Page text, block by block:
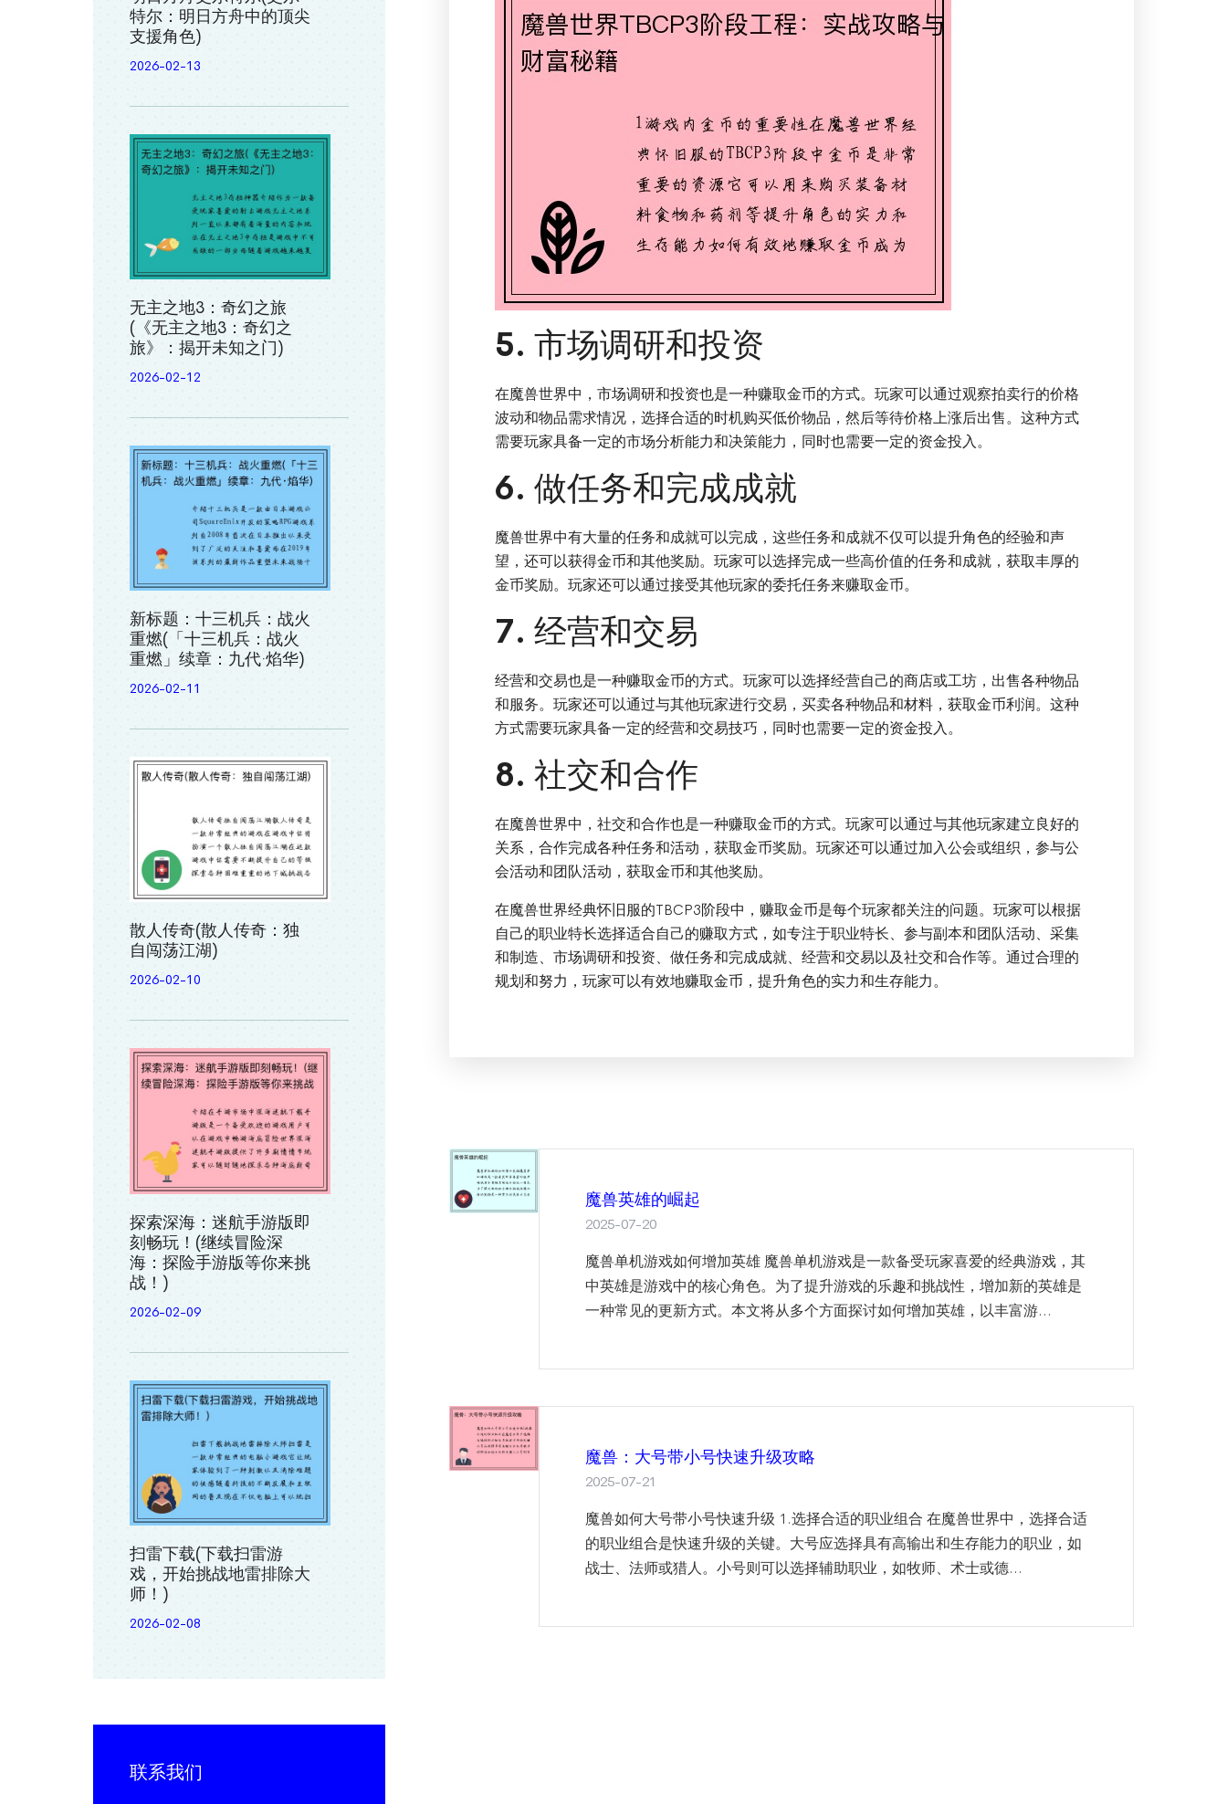
5. 市场调研和投资
在魔兽世界中，市场调研和投资也是一种赚取金币的方式。玩家可以通过观察拍卖行的价格
波动和物品需求情况，选择合适的时机购买低价物品，然后等待价格上涨后出售。这种方式
需要玩家具备一定的市场分析能力和决策能力，同时也需要一定的资金投入。
6. 做任务和完成成就
魔兽世界中有大量的任务和成就可以完成，这些任务和成就不仅可以提升角色的经验和声
望，还可以获得金币和其他奖励。玩家可以选择完成一些高价值的任务和成就，获取丰厚的
金币奖励。玩家还可以通过接受其他玩家的委托任务来赚取金币。
7. 经营和交易
经营和交易也是一种赚取金币的方式。玩家可以选择经营自己的商店或工坊，出售各种物品
和服务。玩家还可以通过与其他玩家进行交易，买卖各种物品和材料，获取金币利润。这种
方式需要玩家具备一定的经营和交易技巧，同时也需要一定的资金投入。
8. 社交和合作
在魔兽世界中，社交和合作也是一种赚取金币的方式。玩家可以通过与其他玩家建立良好的
关系，合作完成各种任务和活动，获取金币奖励。玩家还可以通过加入公会或组织，参与公
会活动和团队活动，获取金币和其他奖励。
在魔兽世界经典怀旧服的TBCP3阶段中，赚取金币是每个玩家都关注的问题。玩家可以根据
自己的职业特长选择适合自己的赚取方式，如专注于职业特长、参与副本和团队活动、采集
和制造、市场调研和投资、做任务和完成成就、经营和交易以及社交和合作等。通过合理的
规划和努力，玩家可以有效地赚取金币，提升角色的实力和生存能力。
魔兽英雄的崛起
2025-07-20
魔兽单机游戏如何增加英雄 魔兽单机游戏是一款备受玩家喜爱的经典游戏，其
中英雄是游戏中的核心角色。为了提升游戏的乐趣和挑战性，增加新的英雄是
一种常见的更新方式。本文将从多个方面探讨如何增加英雄，以丰富游...
魔兽：大号带小号快速升级攻略
2025-07-21
魔兽如何大号带小号快速升级 1.选择合适的职业组合 在魔兽世界中，选择合适
的职业组合是快速升级的关键。大号应选择具有高输出和生存能力的职业，如
战士、法师或猎人。小号则可以选择辅助职业，如牧师、术士或德...
特尔：明日方舟中的顶尖
支援角色)
2026-02-13
无主之地3：奇幻之旅
(《无主之地3：奇幻之
旅》：揭开未知之门)
2026-02-12
新标题：十三机兵：战火
重燃(「十三机兵：战火
重燃」续章：九代·焰华)
2026-02-11
散人传奇(散人传奇：独
自闯荡江湖)
2026-02-10
探索深海：迷航手游版即
刻畅玩！(继续冒险深
海：探险手游版等你来挑
战！)
2026-02-09
扫雷下载(下载扫雷游
戏，开始挑战地雷排除大
师！)
2026-02-08
联系我们